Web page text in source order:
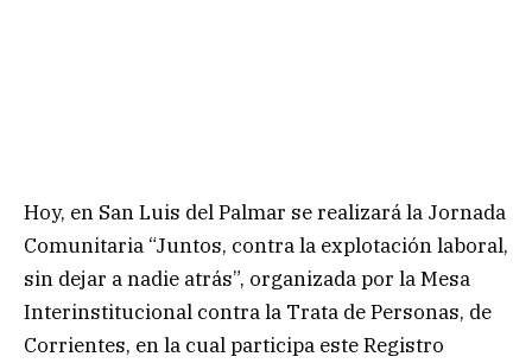
Hoy, en San Luis del Palmar se realizará la Jornada
Comunitaria “Juntos, contra la explotación laboral,
sin dejar a nadie atrás”, organizada por la Mesa
Interinstitucional contra la Trata de Personas, de
Corrientes, en la cual participa este Registro